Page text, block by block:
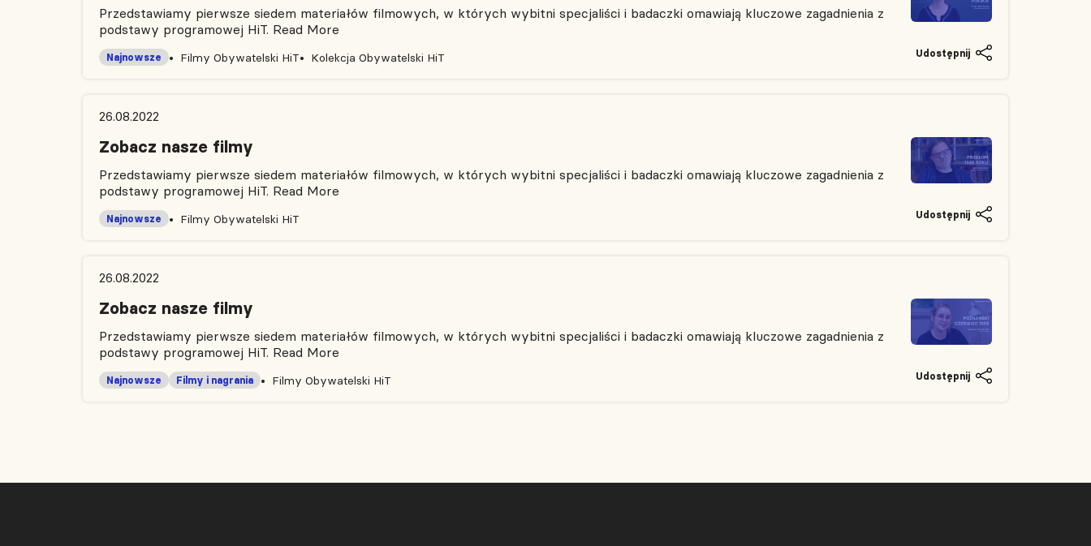
Przedstawiamy pierwsze siedem materiałów filmowych, w których wybitni specjaliści i badaczki omawiają kluczowe zagadnienia z
podstawy programowej HiT. Read More
Filmy Obywatelski HiT
Najnowsze Kolekcja Obywatelski HiT Udostępnij
26.08.2022
Zobacz nasze filmy
Przedstawiamy pierwsze siedem materiałów filmowych, w których wybitni specjaliści i badaczki omawiają kluczowe zagadnienia z
podstawy programowej HiT. Read More
Filmy Obywatelski HiT
Najnowsze Udostępnij
26.08.2022
Zobacz nasze filmy
Przedstawiamy pierwsze siedem materiałów filmowych, w których wybitni specjaliści i badaczki omawiają kluczowe zagadnienia z
podstawy programowej HiT. Read More
Filmy Obywatelski HiT
Najnowsze Filmy i nagrania Udostępnij